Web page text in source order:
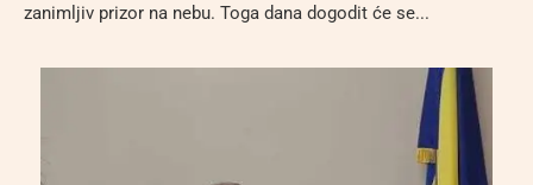
zanimljiv prizor na nebu. Toga dana dogodit će se...